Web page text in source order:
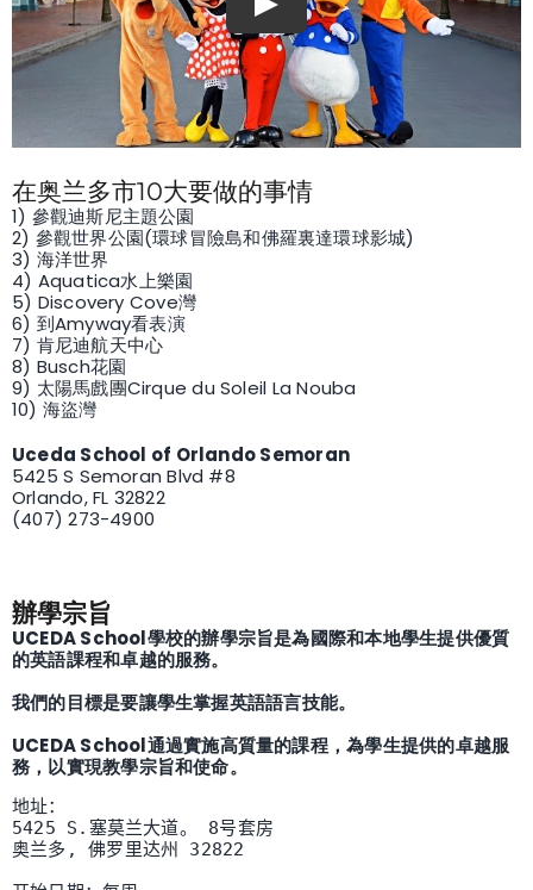
在奥兰多市10大要做的事情
1) 參觀迪斯尼主題公園
2) 參觀世界公園(環球冒險島和佛羅裏達環球影城)
3) 海洋世界
4) Aquatica水上樂園
5) Discovery Cove灣
6) 到Amyway看表演
7) 肯尼迪航天中心
8) Busch花園
9) 太陽馬戲團Cirque du Soleil La Nouba
10) 海盜灣
Uceda School of Orlando Semoran
5425 S Semoran Blvd #8
Orlando, FL 32822
(407) 273-4900
辦學宗旨
UCEDA School學校的辦學宗旨是為國際和本地學生提供優質
的英語課程和卓越的服務。
我們的目標是要讓學生掌握英語語言技能。
UCEDA School通過實施高質量的課程，為學生提供的卓越服
務，以實現教學宗旨和使命。
地址：
5425 S.塞莫兰大道。 8号套房
奥兰多, 佛罗里达州 32822